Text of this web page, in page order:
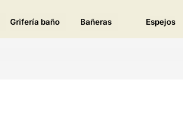
Grifería baño Bañeras Espejos